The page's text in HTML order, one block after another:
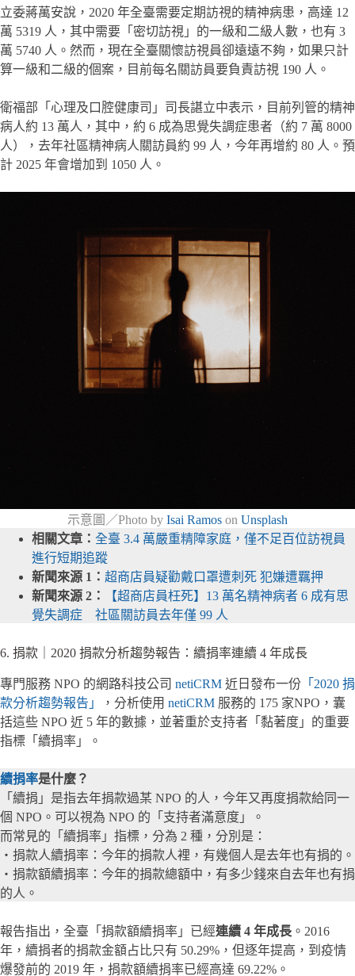
立委蔣萬安說，2020 年全臺需要定期訪視的精神病患，高達 12
萬 5319 人，其中需要「密切訪視」的一級和二級人數，也有 3
萬 5740 人。然而，現在全臺關懷訪視員卻遠遠不夠，如果只計
算一級和二級的個案，目前每名關訪員要負責訪視 190 人。
衛福部「心理及口腔健康司」司長諶立中表示，目前列管的精神
病人約 13 萬人，其中，約 6 成為思覺失調症患者（約 7 萬 8000
人），去年社區精神病人關訪員約 99 人，今年再增約 80 人。預
計 2025 年會增加到 1050 人。
示意圖／Photo by Isai Ramos on Unsplash
相關文章： 全臺 3.4 萬嚴重精障家庭，僅不足百位訪視員
進行短期追蹤
新聞來源 1： 超商店員疑勸戴口罩遭刺死 犯嫌遭羈押
新聞來源 2：
【超商店員枉死】13 萬名精神病者 6 成有思
覺失調症 社區關訪員去年僅 99 人
6. 捐款｜2020 捐款分析趨勢報告：續捐率連續 4 年成長
專門服務 NPO 的網路科技公司 netiCRM 近日發布一份 「2020 捐
款分析趨勢報告」
，分析使用 netiCRM 服務的 175 家NPO，囊
括這些 NPO 近 5 年的數據，並著重於支持者「黏著度」的重要
指標「續捐率」。
續捐率是什麼？
「續捐」是指去年捐款過某 NPO 的人，今年又再度捐款給同一
個 NPO。可以視為 NPO 的「支持者滿意度」。
而常見的「續捐率」指標，分為 2 種，分別是：
・捐款人續捐率：今年的捐款人裡，有幾個人是去年也有捐的。
・捐款額續捐率：今年的捐款總額中，有多少錢來自去年也有捐
的人。
報告指出，全臺「捐款額續捐率」已經連續 4 年成長 。2016
年，續捐者的捐款金額占比只有 50.29%，但逐年提高，到疫情
爆發前的 2019 年，捐款額續捐率已經高達 69.22%。